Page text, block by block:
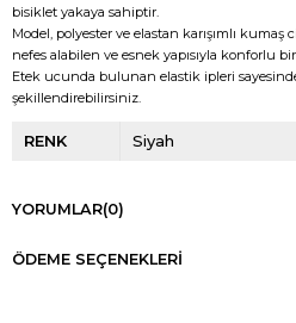
bisiklet yakaya sahiptir.
Model, polyester ve elastan karışımlı
nefes alabilen ve esnek yapısıyla konforlu
Etek ucunda bulunan elastik ipleri
şekillendirebilirsiniz.
RENK Siyah
YORUMLAR(0)
ÖDEME SEÇENEKLERI